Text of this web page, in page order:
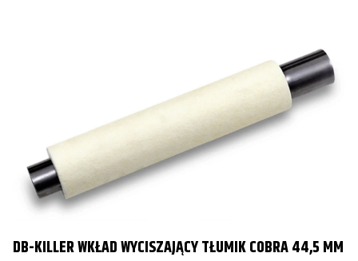
DB-KILLER WKŁAD WYCISZAJĄCY TŁUMIK COBRA 44,5 MM